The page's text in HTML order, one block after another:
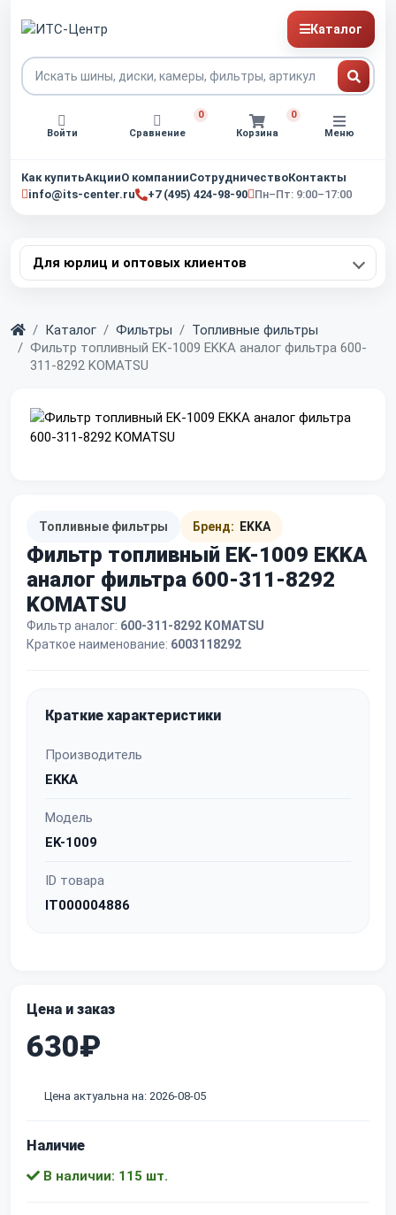
Каталог
Войти Сравнение
0
Корзина
0
Меню
Как купитьАкцииО компанииСотрудничествоКонтакты
info@its-center.ru
+7 (495) 424-98-90 Пн–Пт: 9:00–17:00
Для юрлиц и оптовых клиентов
Главная
Каталог Фильтры
Топливные фильтры
Фильтр топливный EK-1009 EKKA аналог фильтра 600-
311-8292 KOMATSU
Топливные фильтры Бренд: EKKA
Фильтр топливный EK-1009 EKKA
аналог фильтра 600-311-8292
KOMATSU
Фильтр аналог: 600-311-8292 KOMATSU
Краткое наименование: 6003118292
Краткие характеристики
Производитель
EKKA
Модель
EK-1009
ID товара
IT000004886
Цена и заказ
630₽
Цена актуальна на: 2026-08-05
Наличие
В наличии: 115 шт.